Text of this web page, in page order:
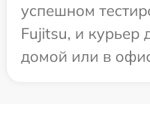
успешном
Fujitsu, и курьер
домой или в